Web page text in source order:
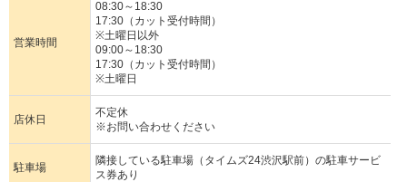
営業時間
08:30～18:30
17:30（カット受付時間）
※土曜日以外
09:00～18:30
17:30（カット受付時間）
※土曜日
店休日
不定休
※お問い合わせください
駐車場
隣接している駐車場（タイムズ24渋沢駅前）の駐車サービ
ス券あり